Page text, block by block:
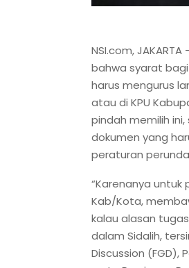
NSI.com,
bahwa syarat
harus mengurus
atau di KPU
pindah memilih
dokumen yang
peraturan
“Karenanya untuk
Kab/Kota,
kalau alasan
dalam Sidalih,
Discussion (FGD),